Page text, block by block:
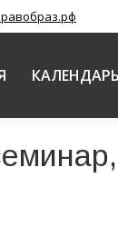
КАЛЕНДАРЬ